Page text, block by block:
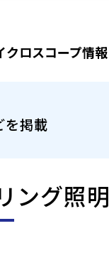
クロスコープ情報
を掲載
ング照明